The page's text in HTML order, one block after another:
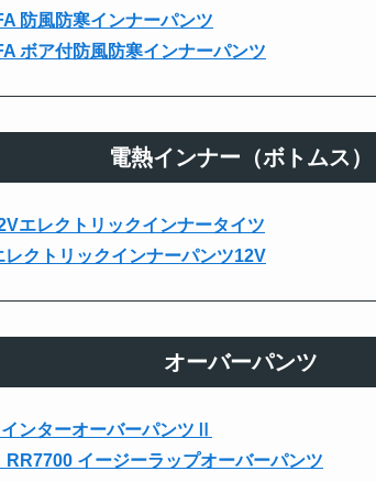
防風防寒インナーパンツ
ボア付防風防寒インナーパンツ
電熱インナー（ボトムス）
エレクトリックインナータイツ
レクトリックインナーパンツ12V
オーバーパンツ
ンターオーバーパンツⅡ
RR7700 イージーラップオーバーパンツ